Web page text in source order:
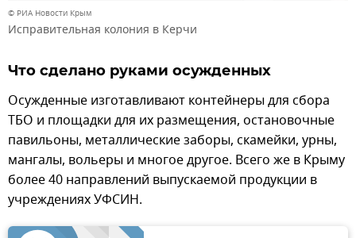
© РИА Новости Крым
Исправительная колония в Керчи
Что сделано руками осужденных
Осужденные изготавливают контейнеры для сбора
ТБО и площадки для их размещения, остановочные
павильоны, металлические заборы, скамейки, урны,
мангалы, вольеры и многое другое. Всего же в Крыму
более 40 направлений выпускаемой продукции в
учреждениях УФСИН.